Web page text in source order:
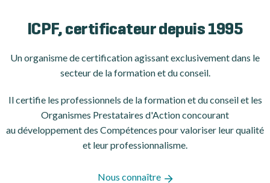
ICPF, certificateur depuis 1995
Un organisme de certificationagissant exclusivement dans le
secteur de la formation et du conseil.
Il certifie les professionnels de la formation et du conseil et les
Organismes Prestataires d'Action concourant
au développement des Compétences pour valoriser leur qualité
et leur professionnalisme.
Nous connaître